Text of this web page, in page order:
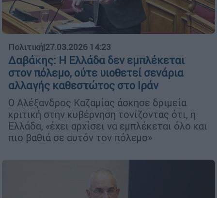
Πολιτική|27.03.2026 14:23
Δαβάκης: Η Ελλάδα δεν εμπλέκεται
στον πόλεμο, ούτε υιοθετεί σενάρια
αλλαγής καθεστώτος στο Ιράν
Ο Αλέξανδρος Καζαμίας άσκησε δριμεία
κριτική στην κυβέρνηση τονίζοντας ότι, η
Ελλάδα, «έχει αρχίσει να εμπλέκεται όλο και
πιο βαθιά σε αυτόν τον πόλεμο»